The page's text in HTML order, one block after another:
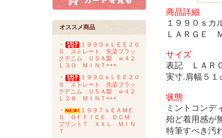
オススメ商品
・
１９９０ｓＬＥＥ２０
０ ストレート 先染ブラッ
クデニム ＵＳＡ製 ｗ４２
Ｌ３０ ＭＩＮＴ+++
・
１９９０ｓＬＥＥ２０
０ ストレート 先染ブラッ
クデニム ＵＳＡ製 ｗ４２
Ｌ２８ ＭＩＮＴ+++
・
１９９７ｓＥＡＭＥ
Ｓ ＯＦＦＩＣＥ ＤＣＭ
プリントＴ ＸＸＬ ＭＩＮ
Ｔ
商品詳細
１９９０ｓ
ＬＡＲＧＥ
サイズ
表記 ＬＡＲ
実寸.肩幅５１
状態
ミントコンデ
殆ど着用感が
特筆すべき汚